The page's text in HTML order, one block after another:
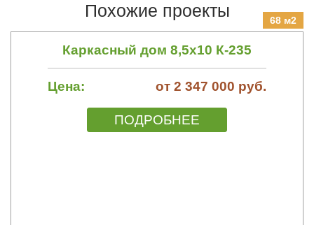
Похожие проекты 68 м2
Каркасный дом 8,5х10 К-235
Цена: от 2 347 000 руб.
ПОДРОБНЕЕ